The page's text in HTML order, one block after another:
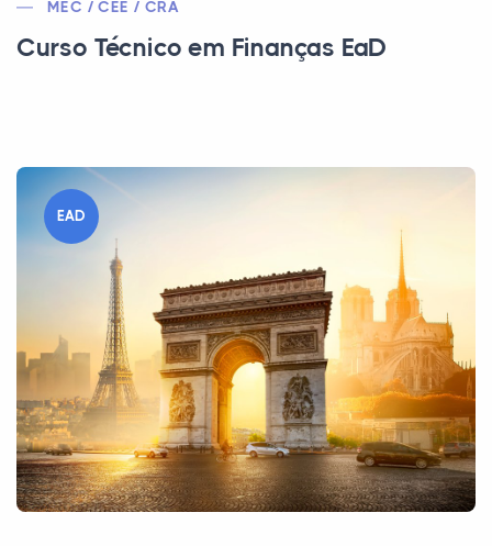
MEC / CEE / CRA
Curso Técnico em Finanças EaD
EAD